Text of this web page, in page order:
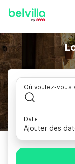
Où voulez-vous
Date
Ajouter des